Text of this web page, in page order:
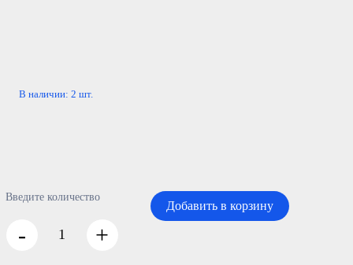
В наличии: 2 шт.
Введите количество
- +
Добавить в корзину